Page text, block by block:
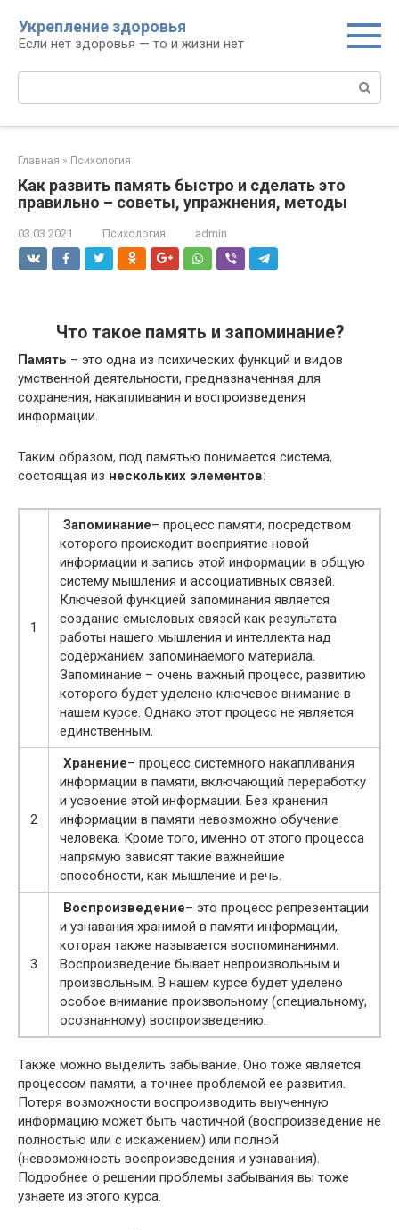
контенту
Укрепление здоровья
Если нет здоровья — то и жизни нет
Поиск:
Главная » Психология
Как развить память быстро и сделать это
правильно – советы, упражнения, методы
03.03.2021 Психология admin
Что такое память и запоминание?
Память – это одна из психических функций и видов
умственной деятельности, предназначенная для
сохранения, накапливания и воспроизведения
информации.
Таким образом, под памятью понимается система,
состоящая из нескольких элементов:
1
Запоминание– процесс памяти, посредством
которого происходит восприятие новой
информации и запись этой информации в общую
систему мышления и ассоциативных связей.
Ключевой функцией запоминания является
создание смысловых связей как результата
работы нашего мышления и интеллекта над
содержанием запоминаемого материала.
Запоминание – очень важный процесс, развитию
которого будет уделено ключевое внимание в
нашем курсе. Однако этот процесс не является
единственным.
2
Хранение– процесс системного накапливания
информации в памяти, включающий переработку
и усвоение этой информации. Без хранения
информации в памяти невозможно обучение
человека. Кроме того, именно от этого процесса
напрямую зависят такие важнейшие
способности, как мышление и речь.
3
Воспроизведение– это процесс репрезентации
и узнавания хранимой в памяти информации,
которая также называется воспоминаниями.
Воспроизведение бывает непроизвольным и
произвольным. В нашем курсе будет уделено
особое внимание произвольному (специальному,
осознанному) воспроизведению.
Также можно выделить забывание. Оно тоже является
процессом памяти, а точнее проблемой ее развития.
Потеря возможности воспроизводить выученную
информацию может быть частичной (воспроизведение не
полностью или с искажением) или полной
(невозможность воспроизведения и узнавания).
Подробнее о решении проблемы забывания вы тоже
узнаете из этого курса.